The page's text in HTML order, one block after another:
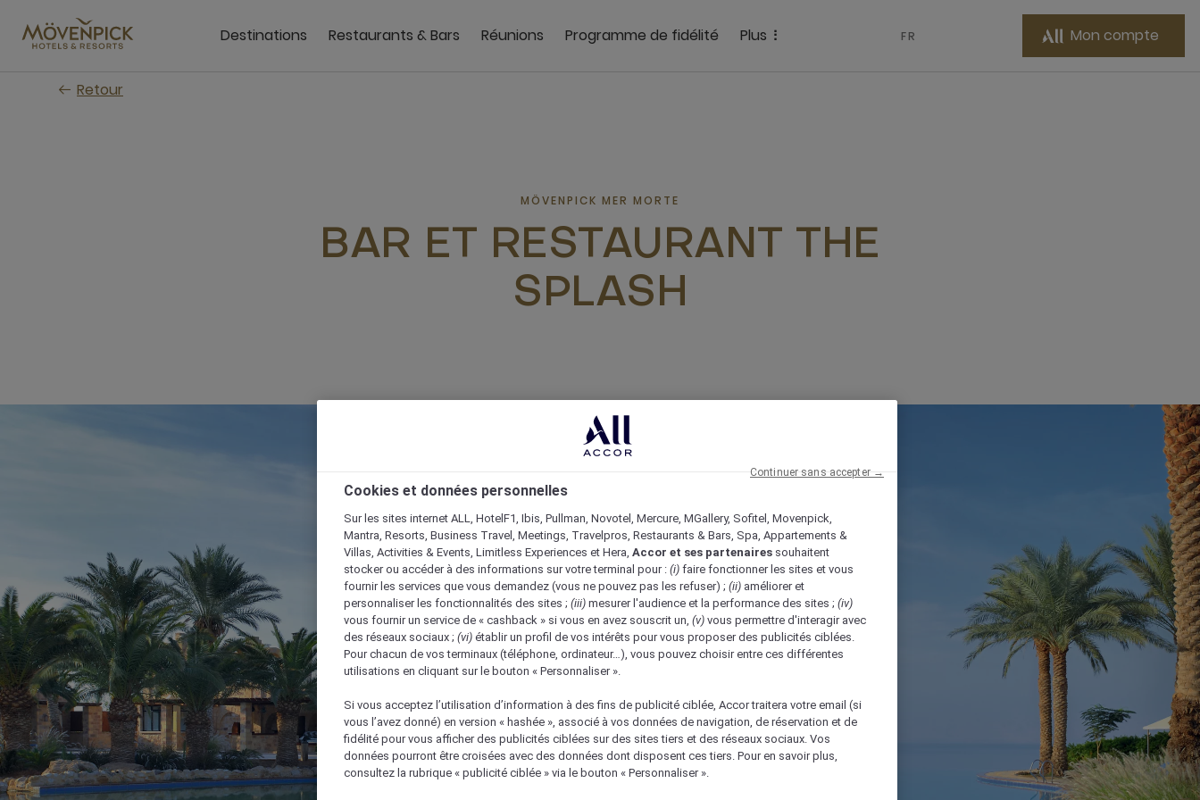
contenu
Destinations Restaurants & Bars Réunions Programme de fidélité Plus FR Mon compte
Retour
MÖVENPICK MER MORTE
BAR ET RESTAURANT THE
SPLASH
Cookies et données personnelles
Sur les sites internet ALL, HotelF1, Ibis, Pullman, Novotel, Mercure, MGallery, Sofitel, Movenpick,
Mantra, Resorts, Business Travel, Meetings, Travelpros, Restaurants & Bars, Spa, Appartements &
Villas, Activities & Events, Limitless Experiences et Hera, Accor et ses partenaires souhaitent
stocker ou accéder à des informations sur votre terminal pour : (i) faire fonctionner les sites et vous
fournir les services que vous demandez (vous ne pouvez pas les refuser) ; (ii) améliorer et
personnaliser les fonctionnalités des sites ; (iii) mesurer l'audience et la performance des sites ; (iv)
vous fournir un service de « cashback » si vous en avez souscrit un, (v) vous permettre d'interagir avec
des réseaux sociaux ; (vi) établir un profil de vos intérêts pour vous proposer des publicités ciblées.
Pour chacun de vos terminaux (téléphone, ordinateur…), vous pouvez choisir entre ces différentes
utilisations en cliquant sur le bouton « Personnaliser ».
Si vous acceptez l’utilisation d’information à des fins de publicité ciblée, Accor traitera votre email (si
vous l’avez donné) en version « hashée », associé à vos données de navigation, de réservation et de
fidélité pour vous afficher des publicités ciblées sur des sites tiers et des réseaux sociaux. Vos
données pourront être croisées avec des données dont disposent ces tiers. Pour en savoir plus,
consultez la rubrique « publicité ciblée » via le bouton « Personnaliser ».
Continuer sans accepter →